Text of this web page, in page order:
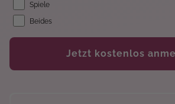
Spiele
Beides
Jetzt kostenlos